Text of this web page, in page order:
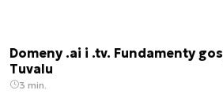
Domeny .ai i .tv. Fundamenty
Tuvalu
3 min.